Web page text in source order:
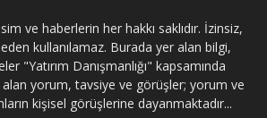
ve haberlerin her hakkı saklıdır. İzinsiz,
kullanılamaz. Burada yer alan bilgi,
"Yatırım Danışmanlığı" kapsamında
yorum, tavsiye ve görüşler; yorum ve
kişisel görüşlerine dayanmaktadır...